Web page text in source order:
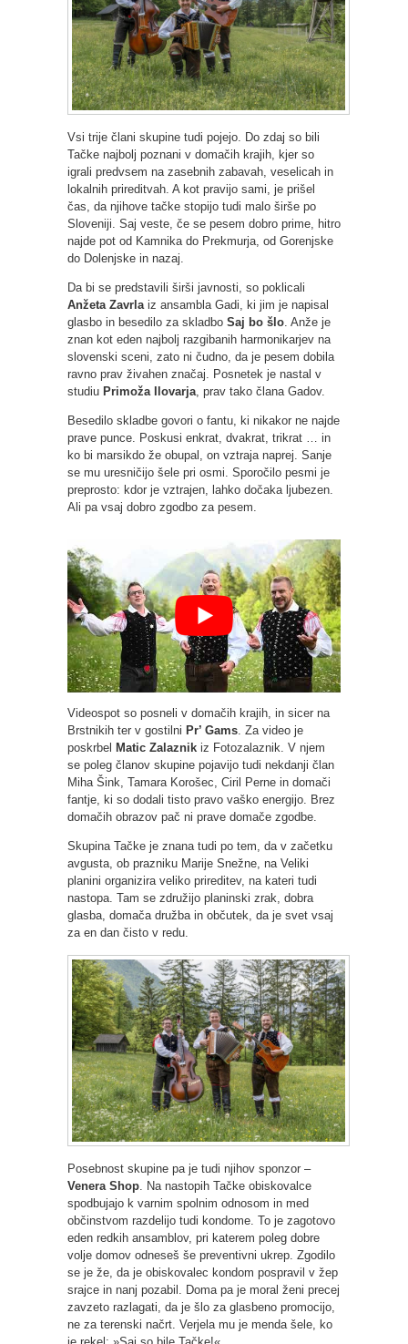
Vsi trije člani skupine tudi pojejo. Do zdaj so bili
Tačke najbolj poznani v domačih krajih, kjer so
igrali predvsem na zasebnih zabavah, veselicah in
lokalnih prireditvah. A kot pravijo sami, je prišel
čas, da njihove tačke stopijo tudi malo širše po
Sloveniji. Saj veste, če se pesem dobro prime, hitro
najde pot od Kamnika do Prekmurja, od Gorenjske
do Dolenjske in nazaj.
Da bi se predstavili širši javnosti, so poklicali
Anžeta Zavrla iz ansambla Gadi, ki jim je napisal
glasbo in besedilo za skladbo Saj bo šlo . Anže je
znan kot eden najbolj razgibanih harmonikarjev na
slovenski sceni, zato ni čudno, da je pesem dobila
ravno prav živahen značaj. Posnetek je nastal v
studiu Primoža Ilovarja , prav tako člana Gadov.
Besedilo skladbe govori o fantu, ki nikakor ne najde
prave punce. Poskusi enkrat, dvakrat, trikrat … in
ko bi marsikdo že obupal, on vztraja naprej. Sanje
se mu uresničijo šele pri osmi. Sporočilo pesmi je
preprosto: kdor je vztrajen, lahko dočaka ljubezen.
Ali pa vsaj dobro zgodbo za pesem.
Videospot so posneli v domačih krajih, in sicer na
Brstnikih ter v gostilni Pr’ Gams. Za video je
poskrbel Matic Zalaznik iz Fotozalaznik. V njem
se poleg članov skupine pojavijo tudi nekdanji član
Miha Šink, Tamara Korošec, Ciril Perne in domači
fantje, ki so dodali tisto pravo vaško energijo. Brez
domačih obrazov pač ni prave domače zgodbe.
Skupina Tačke je znana tudi po tem, da v začetku
avgusta, ob prazniku Marije Snežne, na Veliki
planini organizira veliko prireditev, na kateri tudi
nastopa. Tam se združijo planinski zrak, dobra
glasba, domača družba in občutek, da je svet vsaj
za en dan čisto v redu.
Posebnost skupine pa je tudi njihov sponzor –
Venera Shop. Na nastopih Tačke obiskovalce
spodbujajo k varnim spolnim odnosom in med
občinstvom razdelijo tudi kondome. To je zagotovo
eden redkih ansamblov, pri katerem poleg dobre
volje domov odneseš še preventivni ukrep. Zgodilo
se je že, da je obiskovalec kondom pospravil v žep
srajce in nanj pozabil. Doma pa je moral ženi precej
zavzeto razlagati, da je šlo za glasbeno promocijo,
ne za terenski načrt. Verjela mu je menda šele, ko